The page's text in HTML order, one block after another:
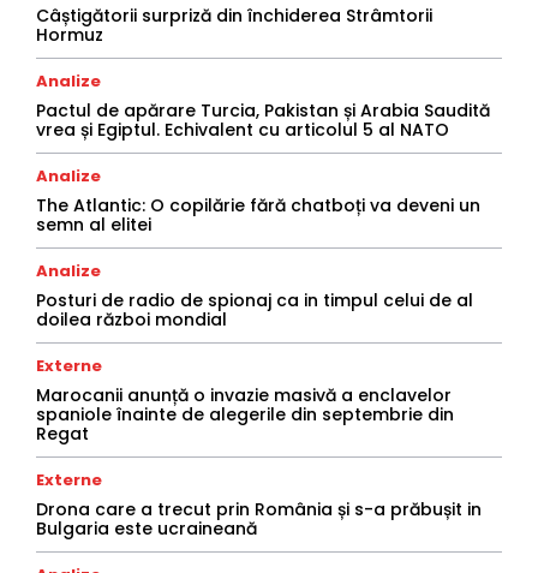
Câștigătorii surpriză din închiderea Strâmtorii
Hormuz
Analize
Pactul de apărare Turcia, Pakistan și Arabia Saudită
vrea și Egiptul. Echivalent cu articolul 5 al NATO
Analize
The Atlantic: O copilărie fără chatboți va deveni un
semn al elitei
Analize
Posturi de radio de spionaj ca in timpul celui de al
doilea război mondial
Externe
Marocanii anunță o invazie masivă a enclavelor
spaniole înainte de alegerile din septembrie din
Regat
Externe
Drona care a trecut prin România și s-a prăbușit in
Bulgaria este ucraineană